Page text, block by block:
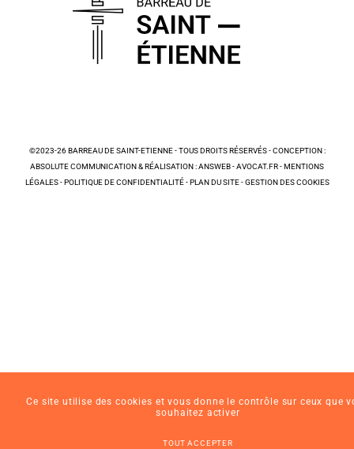
Ce site utilise des cookies et vous donne le contrôle sur ceux que
souhaitez activer
TOUT ACCEPTER
©2023-26 BARREAU DE SAINT-ETIENNE - TOUS DROITS RÉSERVÉS - CONCEPTION :
ABSOLUTE COMMUNICATION & RÉALISATION : ANSWEB -AVOCAT.FR-MENTIONS
LÉGALES-POLITIQUE DE CONFIDENTIALITÉ-PLAN DU SITE-GESTION DES COOKIES